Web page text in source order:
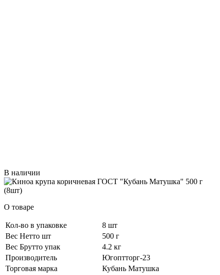
В наличии
О товаре
Кол-во в упаковке
8 шт
Вес Нетто шт
500 г
Вес Брутто упак
4.2 кг
Производитель
Югоптторг-23
Торговая марка
Кубань Матушка